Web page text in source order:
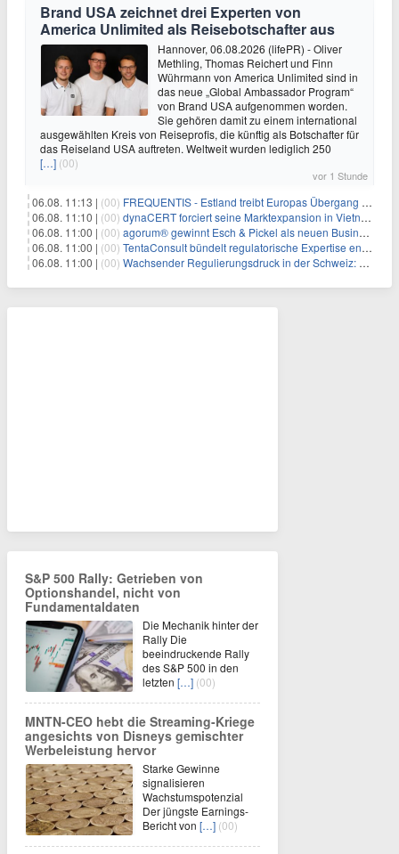
Brand USA zeichnet drei Experten von
America Unlimited als Reisebotschafter aus
Hannover, 06.08.2026 (lifePR) - Oliver
Methling, Thomas Reichert und Finn
Wührmann von America Unlimited sind in
das neue „Global Ambassador Program“
von Brand USA aufgenommen worden.
Sie gehören damit zu einem international
ausgewählten Kreis von Reiseprofis, die künftig als Botschafter für
das Reiseland USA auftreten. Weltweit wurden lediglich 250
[…] (00)
vor 1 Stunde
06.08. 11:13 | (00) FREQUENTIS - Estland treibt Europas Übergang zu digitalen NOTAM-Diensten mit FREQUENTIS voran
06.08. 11:10 | (00) dynaCERT forciert seine Marktexpansion in Vietnam
06.08. 11:00 | (00) agorum® gewinnt Esch & Pickel als neuen Business Partner für Mittelstand
06.08. 11:00 | (00) TentaConsult bündelt regulatorische Expertise entlang des gesamten Produktlebenszyklus
06.08. 11:00 | (00) Wachsender Regulierungsdruck in der Schweiz: Warum Wirtschaftsprüfer Mitarbeiter-Screening jetzt priorisieren müssen
S&P 500 Rally: Getrieben von
Optionshandel, nicht von
Fundamentaldaten
Die Mechanik hinter der
Rally Die
beeindruckende Rally
des S&P 500 in den
letzten […] (00)
MNTN-CEO hebt die Streaming-Kriege
angesichts von Disneys gemischter
Werbeleistung hervor
Starke Gewinne
signalisieren
Wachstumspotenzial
Der jüngste Earnings-
Bericht von […] (00)